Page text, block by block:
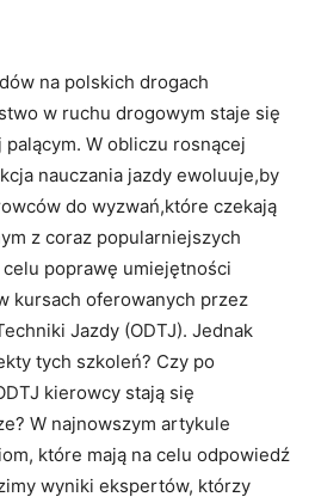
na polskich drogach
w ruchu drogowym staje się
W obliczu rosnącej
nauczania jazdy ewoluuje,by
do wyzwań,które czekają
z coraz popularniejszych
poprawę umiejętności
kursach oferowanych przez
Jazdy (ODTJ). Jednak
tych szkoleń? Czy po
kierowcy stają się
W najnowszym artykule
które mają na celu odpowiedź
wyniki ekspertów, którzy